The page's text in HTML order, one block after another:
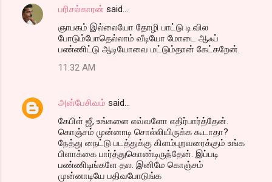
பரிசல்காரன் said…
ஞாபகம் இல்லையோ தோழி பாட்டு டி.வில
போடும்போதெல்லாம் வீடியோ மோடை ஆஃப்
பண்ணிட்டு ஆடியோவை மட்டும்தான் கேட்கறேன்.
11:32 AM
அன்பேசிவம் said…
கேபிள் ஜீ, உங்களை எவ்வளோ எதிர்பார்த்தேன்.
கொஞ்சம் முன்னாடி சொல்லியிருக்க கூடாதா?
நேத்து நைட்டு படத்துக்கு கிளம்புறவரைக்கும் உங்க
பிளாக்கை பார்த்துகொண்டிருந்தேன். இப்படி
பண்ணிடிங்களே தல. இனிமே கொஞ்சம்
முன்னாடியே பதிவபோடுங்க